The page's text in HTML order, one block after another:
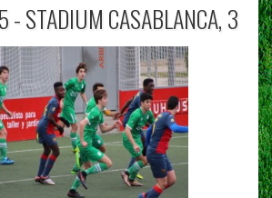
- STADIUM CASABLANCA, 3